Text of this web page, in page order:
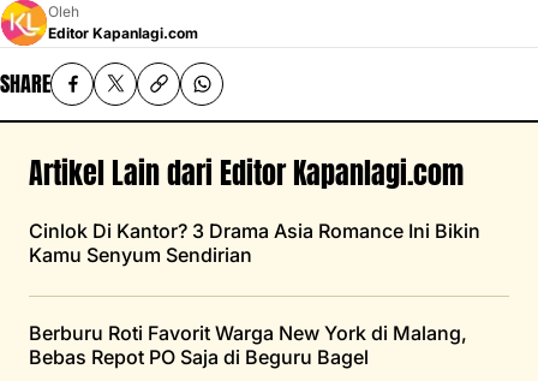
Oleh
Editor Kapanlagi.com
SHARE
Artikel Lain dari Editor Kapanlagi.com
Cinlok Di Kantor? 3 Drama Asia Romance Ini Bikin
Kamu Senyum Sendirian
Berburu Roti Favorit Warga New York di Malang,
Bebas Repot PO Saja di Beguru Bagel